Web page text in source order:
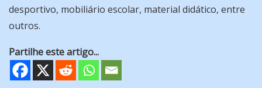
desportivo, mobiliário escolar, material didático, entre
outros.
Partilhe este artigo...